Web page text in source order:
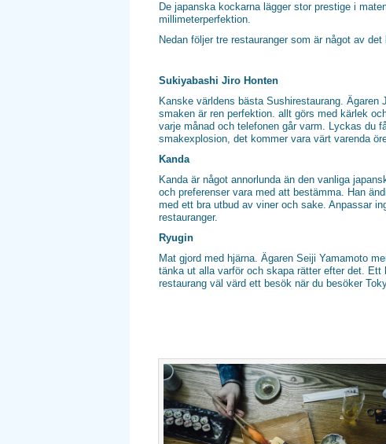
De japanska kockarna lägger stor prestige i
millimeterperfektion.
Nedan följer tre restauranger som är något av
Sukiyabashi Jiro Honten
Kanske världens bästa Sushirestaurang.
smaken är ren perfektion. allt görs med kärlek
varje månad och telefonen går varm. Lyckas du
smakexplosion, det kommer vara värt varenda
Kanda
Kanda är något annorlunda än den vanliga
och preferenser vara med att bestämma. Han
med ett bra utbud av viner och sake. Anpassar
restauranger.
Ryugin
Mat gjord med hjärna. Ägaren Seiji Yamamoto
tänka ut alla varför och skapa rätter efter det.
restaurang väl värd ett besök när du besöker